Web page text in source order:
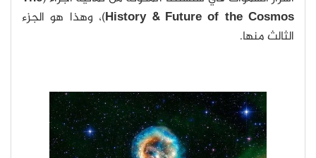
History & Future of the Cosmos)، وهذا هو الجزء
الثالث منها.